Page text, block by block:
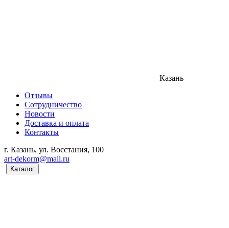
Казань
Отзывы
Сотрудничество
Новости
Доставка и оплата
Контакты
г. Казань, ул. Восстания, 100
art-dekorm@mail.ru
Каталог